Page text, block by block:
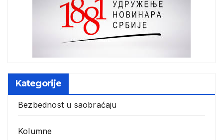
Kategorije
Bezbednost u saobraćaju
Kolumne